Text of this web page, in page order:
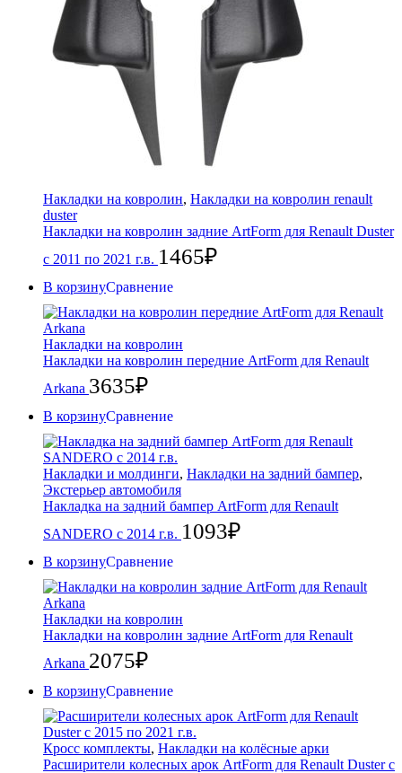
Накладки на ковролин, Накладки на ковролин renault
duster
Накладки на ковролин задние ArtForm для Renault Duster
с 2011 по 2021 г.в. 1465₽
В корзинуСравнение
Накладки на ковролин
Накладки на ковролин передние ArtForm для Renault
Arkana 3635₽
В корзинуСравнение
Накладки и молдинги, Накладки на задний бампер,
Экстерьер автомобиля
Накладка на задний бампер ArtForm для Renault
SANDERO с 2014 г.в. 1093₽
В корзинуСравнение
Накладки на ковролин
Накладки на ковролин задние ArtForm для Renault
Arkana 2075₽
В корзинуСравнение
Кросс комплекты, Накладки на колёсные арки
Расширители колесных арок ArtForm для Renault Duster с